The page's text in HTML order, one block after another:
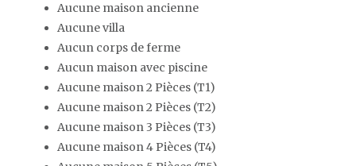
Aucune maison ancienne
Aucune villa
Aucun corps de ferme
Aucun maison avec piscine
Aucune maison 2 Pièces (T1)
Aucune maison 2 Pièces (T2)
Aucune maison 3 Pièces (T3)
Aucune maison 4 Pièces (T4)